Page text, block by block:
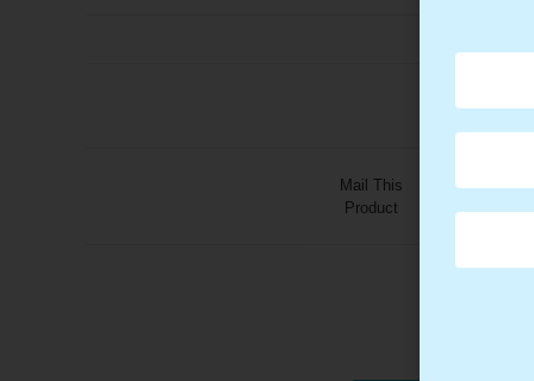
Mail This
Product